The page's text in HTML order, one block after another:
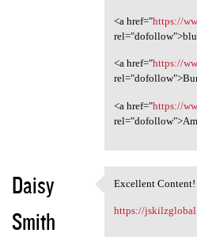
<a href="https://
<a href="https://
<a href="https://
Daisy
Smith
Excellent
Excellent Content!
https://